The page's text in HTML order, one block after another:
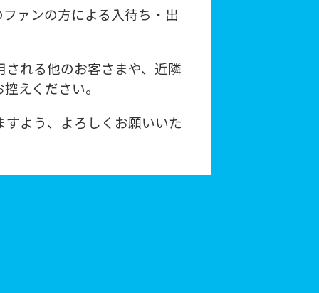
ァンの方による入待ち・出
れる他のお客さまや、近隣
えください。
よう、よろしくお願いいた